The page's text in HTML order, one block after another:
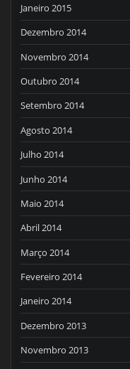
Janeiro 2015
Dezembro 2014
Novembro 2014
Outubro 2014
Setembro 2014
Agosto 2014
Julho 2014
Junho 2014
Maio 2014
Abril 2014
Março 2014
Fevereiro 2014
Janeiro 2014
Dezembro 2013
Novembro 2013